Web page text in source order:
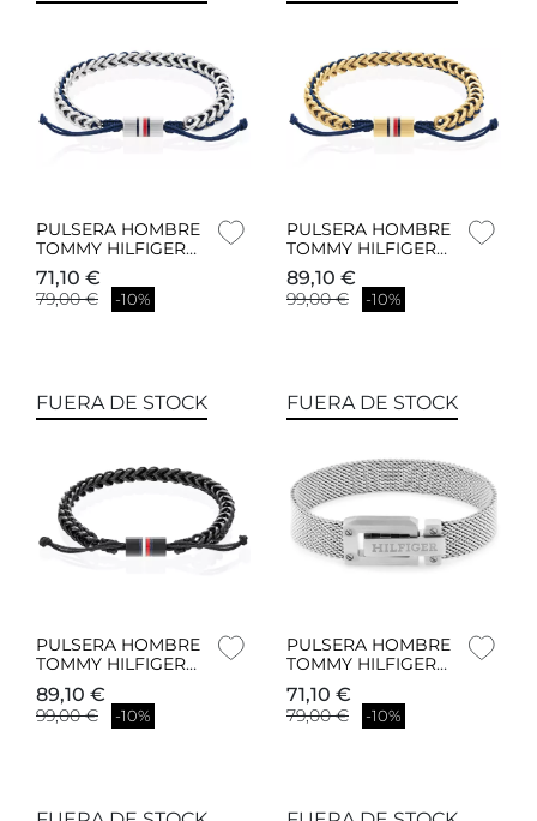
PULSERA HOMBRE
TOMMY HILFIGER
2790511
71,10 €
79,00 € -10%
PULSERA HOMBRE
TOMMY HILFIGER
2790512
89,10 €
99,00 € -10%
FUERA DE STOCK
PULSERA HOMBRE
TOMMY HILFIGER
2790513
89,10 €
99,00 € -10%
FUERA DE STOCK
PULSERA HOMBRE
TOMMY HILFIGER
2790520
71,10 €
79,00 € -10%